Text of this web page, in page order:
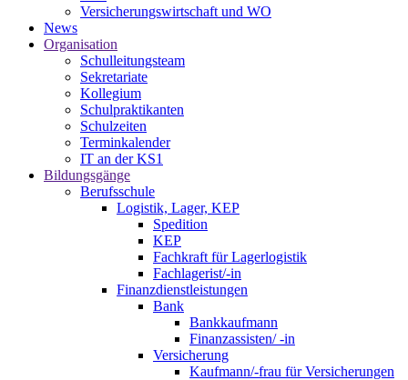
Versicherungswirtschaft und WO
News
Organisation
Schulleitungsteam
Sekretariate
Kollegium
Schulpraktikanten
Schulzeiten
Terminkalender
IT an der KS1
Bildungsgänge
Berufsschule
Logistik, Lager, KEP
Spedition
KEP
Fachkraft für Lagerlogistik
Fachlagerist/-in
Finanzdienstleistungen
Bank
Bankkaufmann
Finanzassisten/ -in
Versicherung
Kaufmann/-frau für Versicherungen